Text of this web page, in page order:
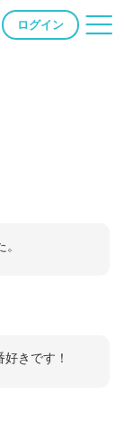
ログイン
きです！